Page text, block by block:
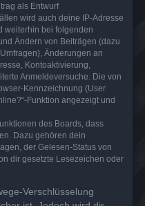
als Entwurf
wird auch deine IP-Adresse
weiterhin bei folgenden
Ändern von Beiträgen (dazu
Änderungen an
Kontoaktivierung,
Anmeldeversuche. Die von
Kennzeichnung (User
Funktion angezeigt und
des Boards, dass
Dazu gehören dein
der Gelesen-Status von
dir gesetzte Lesezeichen oder
Verschlüsselung